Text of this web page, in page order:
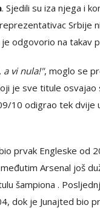
. Sjedili su iza njega i
Srbije
odgovorio na takav
a vi nula!", moglo se
je sve titule osvajao
10 odigrao tek dvije
prvak Engleske od
Arsenal još
šampiona .
dok je Junajted bio